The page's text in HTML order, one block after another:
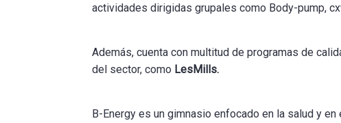
actividades dirigidas grupales como Body-pump,
Además, cuenta con multitud de programas de
del sector, como LesMills.
B-Energy es un gimnasio enfocado en la salud y